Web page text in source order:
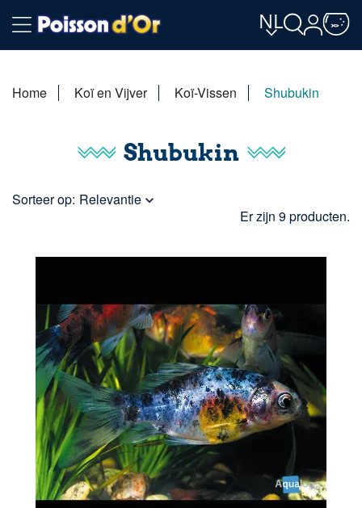
NL
Home Koï en Vijver Koï-Vissen Shubukin
Shubukin
Sorteer op: Relevantie 
Er zijn 9 producten.